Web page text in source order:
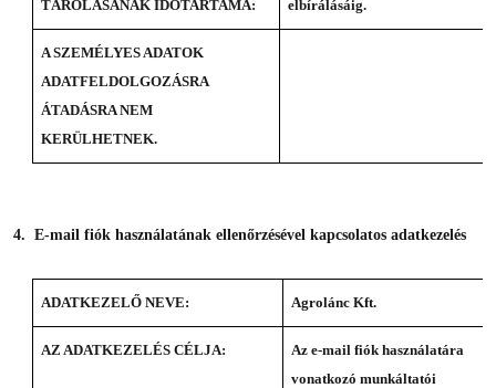
TÁROLÁSÁNAK IDŐTARTAMA:
elbírálásáig.
A SZEMÉLYES ADATOK
ADATFELDOLGOZÁSRA
ÁTADÁSRA NEM
KERÜLHETNEK.
4. E-mail fiók használatának ellenőrzésével kapcsolatos adatkezelés
ADATKEZELŐ NEVE: Agrolánc Kft.
AZ ADATKEZELÉS CÉLJA:
Az e-mail fiók használatára
vonatkozó munkáltatói